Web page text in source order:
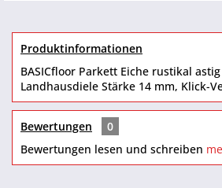
Produktinformationen
BASICfloor Parkett Eiche rustikal
Landhausdiele Stärke 14 mm, Klick-
Bewertungen
0
Bewertungen lesen und schreiben